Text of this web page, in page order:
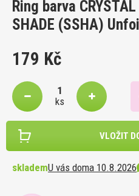
Ring barva
SHADE (SSHA)
179 Kč
ks
VLOŽIT
sklademU vás doma 10.8.2026